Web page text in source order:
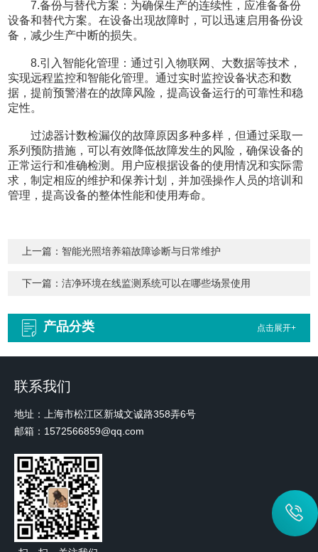
7.备份与替代方案：为确保生产的连续性，应准备备份
设备和替代方案。在设备出现故障时，可以迅速启用备份设
备，减少生产中断的损失。
8.引入智能化管理：通过引入物联网、大数据等技术，
实现远程监控和智能化管理。通过实时监控设备状态和数
据，提前预警潜在的故障风险，提高设备运行的可靠性和稳
定性。
过滤器计数检漏仪的故障原因多种多样，但通过采取一
系列预防措施，可以有效降低故障发生的风险，确保设备的
正常运行和准确检测。用户应根据设备的使用情况和实际需
求，制定相应的维护和保养计划，并加强操作人员的培训和
管理，提高设备的整体性能和使用寿命。
上一篇： 智能光照培养箱故障诊断与日常维护
下一篇：洁净环境在线监测系统可以在哪些场景使用
产品分类 点击展开+
联系我们
地址：上海市松江区新城文诚路358弄6号
邮箱：1572566859@qq.com